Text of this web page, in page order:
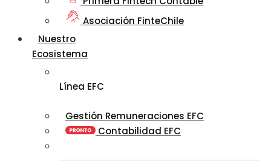
Asociación FinteChile
Nuestro
Ecosistema
Línea EFC
Gestión Remuneraciones EFC
Contabilidad EFC